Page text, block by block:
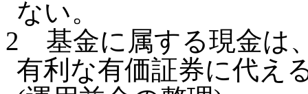
ない。
2 基金に属する現金は
有利な有価証券に代え